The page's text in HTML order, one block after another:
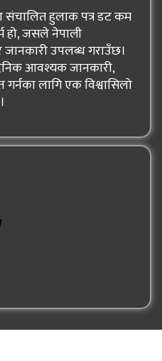
संचालित हुलाक पत्र डट कम
हो, जसले नेपाली
उपलब्ध गराउँछ।
आवश्यक जानकारी,
लागि एक विश्वासिलो